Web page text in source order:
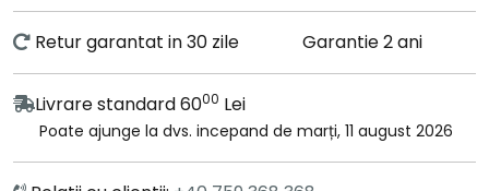
Retur garantat in 30 zile Garantie 2 ani
Livrare standard 6000 Lei
Poate ajunge la dvs. incepand de marți, 11 august 2026